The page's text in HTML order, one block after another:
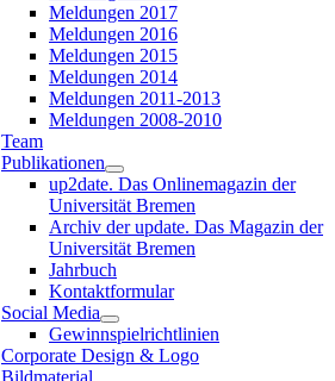
Meldungen 2017
Meldungen 2016
Meldungen 2015
Meldungen 2014
Meldungen 2011-2013
Meldungen 2008-2010
Team
Publikationen
up2date. Das Onlinemagazin der
Universität Bremen
Archiv der update. Das Magazin der
Universität Bremen
Jahrbuch
Kontaktformular
Social Media
Gewinnspielrichtlinien
Corporate Design & Logo
Bildmaterial